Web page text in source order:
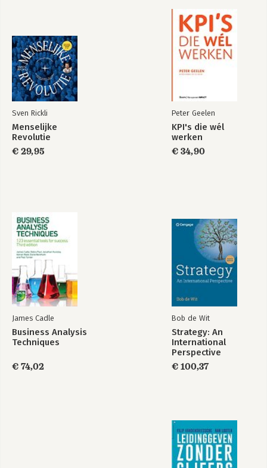
-Bibliography and footnotes
Sven Rickli
Menselijke
Revolutie
€ 29,95
Peter Geelen
KPI's die wél
werken
€ 34,90
James Cadle
Business Analysis
Techniques
€ 74,02
Bob de Wit
Strategy: An
International
Perspective
€ 100,37